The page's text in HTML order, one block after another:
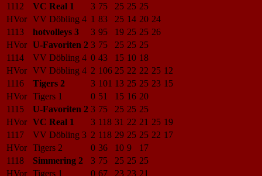
1112
VC Real 1 3 75 25 25 25
HVor VV Döbling 4 1 83 25 14 20 24
1113
hotvolleys 3 3 95 19 25 25 26
HVor U-Favoriten 2 3 75 25 25 25
1114
VV Döbling 4 0 43 15 10 18
HVor VV Döbling 4 2 106 25 22 22 25 12
1116
Tigers 2 3 101 13 25 25 23 15
HVor Tigers 1 0 51 15 16 20
1115
U-Favoriten 2 3 75 25 25 25
HVor VC Real 1 3 118 31 22 21 25 19
1117
VV Döbling 3 2 118 29 25 25 22 17
HVor Tigers 2 0 36 10 9
17
1118
Simmering 2 3 75 25 25 25
HVor Tigers 1 0 67 23 23 21